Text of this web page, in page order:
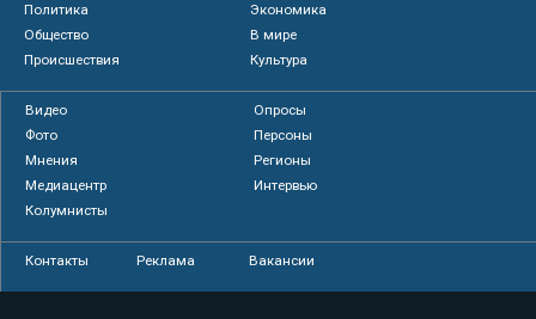
Политика
Экономика
Общество
В мире
Происшествия
Культура
Видео
Опросы
Фото
Персоны
Мнения
Регионы
Медиацентр
Интервью
Колумнисты
Контакты Реклама Вакансии